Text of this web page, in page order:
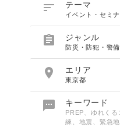
 テーマ
イベント・セミ
 ジャンル
防災・防犯・警備
 エリア
東京都
 キーワード
PREP、ゆれくる
練、地震、緊急